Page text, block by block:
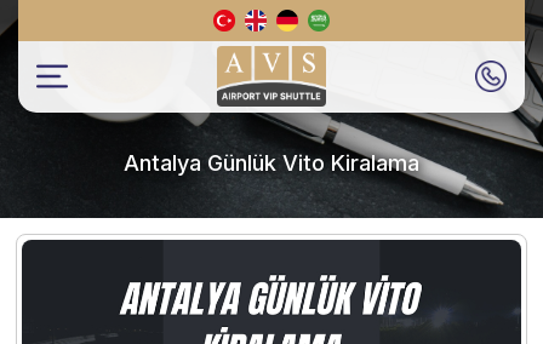
Antalya Günlük Vito Kiralama